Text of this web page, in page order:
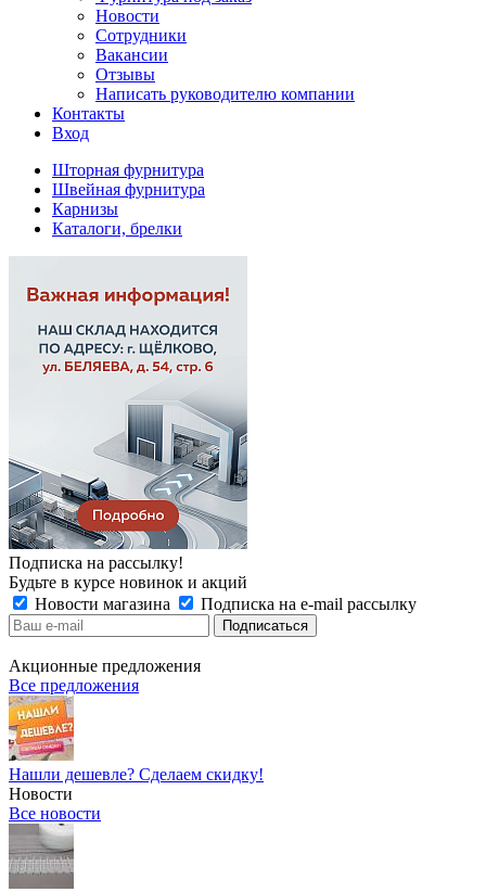
Новости
Сотрудники
Вакансии
Отзывы
Написать руководителю компании
Контакты
Вход
Шторная фурнитура
Швейная фурнитура
Карнизы
Каталоги, брелки
Подписка на рассылку!
Будьте в курсе новинок и акций
Новости магазина
Подписка на e-mail рассылку
Акционные предложения
Все предложения
Нашли дешевле? Сделаем скидку!
Новости
Все новости